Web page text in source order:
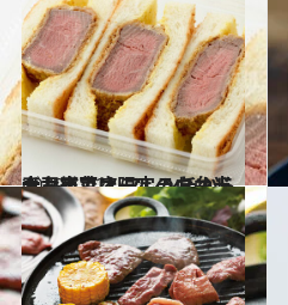
2019.12.27
大丸東京店限定のお弁当＆お総菜は フレンチから寿司までオールラウンド
グルメ